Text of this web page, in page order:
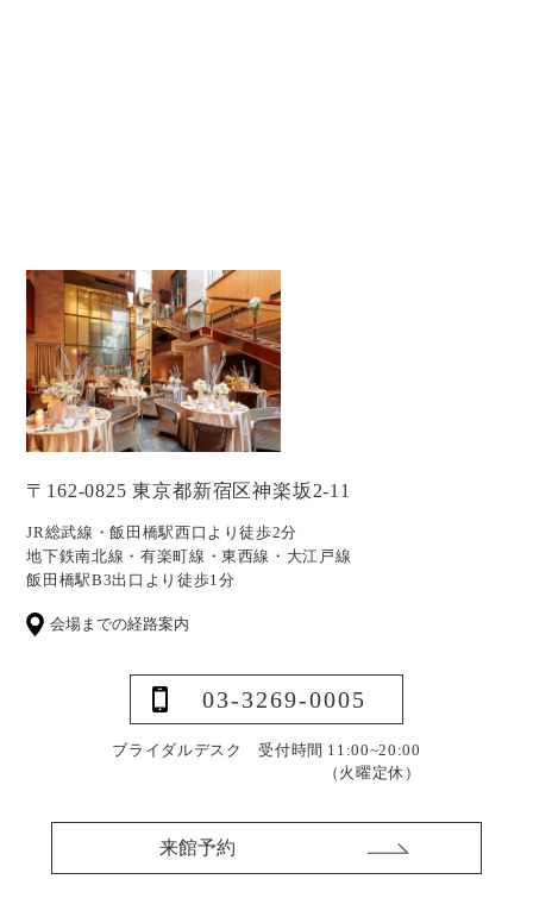
〒162-0825 東京都新宿区神楽坂2-11
JR総武線・飯田橋駅西口より徒歩2分
地下鉄南北線・有楽町線・東西線・大江戸線
飯田橋駅B3出口より徒歩1分
会場までの経路案内
03-3269-0005
ブライダルデスク 受付時間 11:00~20:00
（火曜定休）
来館予約